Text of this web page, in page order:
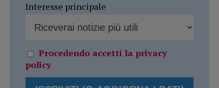
Interesse principale
Procedendo accetti la privacy
policy